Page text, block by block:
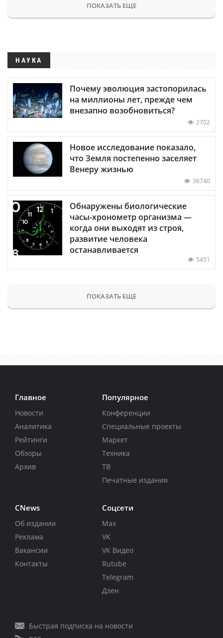
ПОКАЗАТЬ ЕЩЕ
НАУКА
Почему эволюция застопорилась
на миллионы лет, прежде чем
внезапно возобновиться?
2702
Новое исследование показало,
что Земля постепенно заселяет
Венеру жизнью
36740
Обнаружены биологические
часы-хронометр организма —
когда они выходят из строя,
развитие человека
останавливается
5451
ПОКАЗАТЬ ЕЩЕ
Главное
Новости
Аналитика
Рейтинги
Обзоры
Архив
Популярное
Конференции
Специальные проекты
Маркет
Техника
ТВ
Печатные издания
CNews
Об издании
Реклама
Вакансии
Контакты
Соцсети
Max
VK
VK Видео
Rutube
Telegram
Дзен
Быстрая подписка на новости